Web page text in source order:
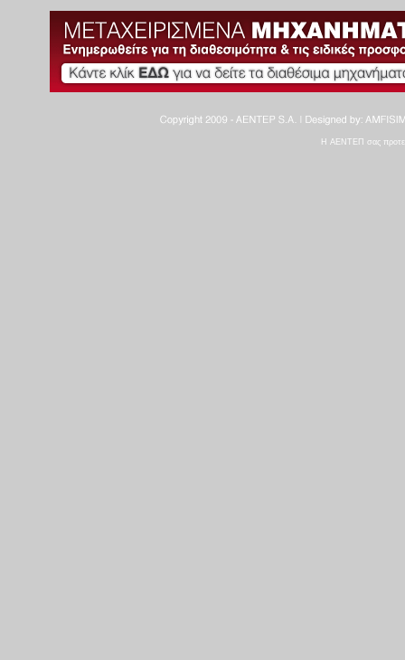
Η ΑΕΝΤΕΠ σας